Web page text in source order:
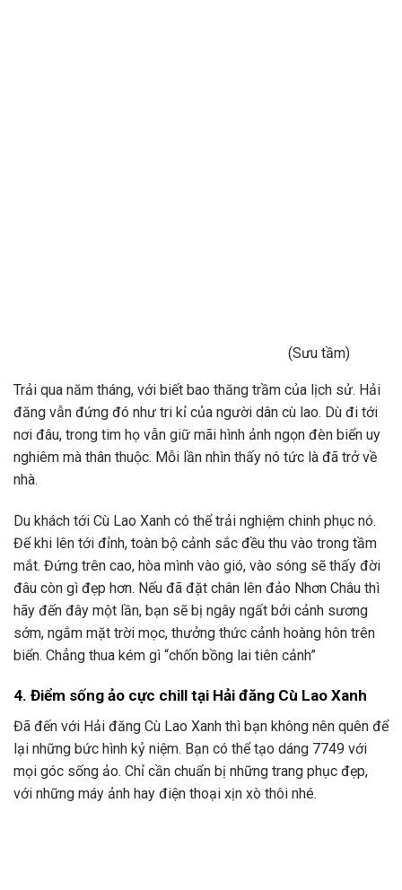
(Sưu tầm)
Trải qua năm tháng, với biết bao thăng trầm của lịch sử. Hải
đăng vẫn đứng đó như tri kỉ của người dân cù lao. Dù đi tới
nơi đâu, trong tim họ vẫn giữ mãi hình ảnh ngọn đèn biển uy
nghiêm mà thân thuộc. Mỗi lần nhìn thấy nó tức là đã trở về
nhà.
Du khách tới Cù Lao Xanh có thể trải nghiệm chinh phục nó.
Để khi lên tới đỉnh, toàn bộ cảnh sắc đều thu vào trong tầm
mắt. Đứng trên cao, hòa mình vào gió, vào sóng sẽ thấy đời
đâu còn gì đẹp hơn. Nếu đã đặt chân lên đảo Nhơn Châu thì
hãy đến đây một lần, bạn sẽ bị ngây ngất bởi cảnh sương
sớm, ngắm mặt trời mọc, thưởng thức cảnh hoàng hôn trên
biển. Chẳng thua kém gì “chốn bồng lai tiên cảnh”
4. Điểm sống ảo cực chill tại Hải đăng Cù Lao Xanh
Đã đến với Hải đăng Cù Lao Xanh thì bạn không nên quên để
lại những bức hình kỷ niệm. Bạn có thể tạo dáng 7749 với
mọi góc sống ảo. Chỉ cần chuẩn bị những trang phục đẹp,
với những máy ảnh hay điện thoại xịn xò thôi nhé.